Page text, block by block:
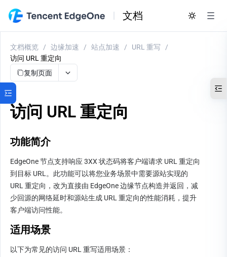
文档
文档概览 / 边缘加速 / 站点加速 / URL 重写
/
访问 URL 重定向
复制页面
访问 URL 重定向
功能简介
EdgeOne 节点支持响应 3XX 状态码将客户端请求 URL 重定向
到目标 URL。此功能可以将您业务场景中需要源站实现的
URL 重定向，改为直接由 EdgeOne 边缘节点构造并返回，减
少回源的网络延时和源站生成 URL 重定向的性能消耗，提升
客户端访问性能。
适用场景
以下为常见的访问 URL 重写适用场景：